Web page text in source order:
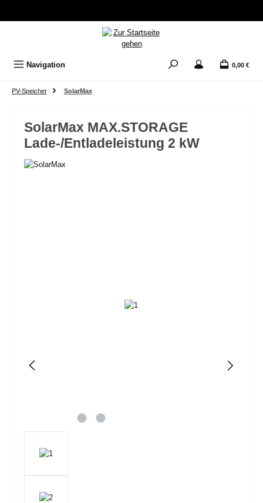
Navigation 0,00 €
PV-Speicher SolarMax
SolarMax MAX.STORAGE
Lade-/Entladeleistung 2 kW